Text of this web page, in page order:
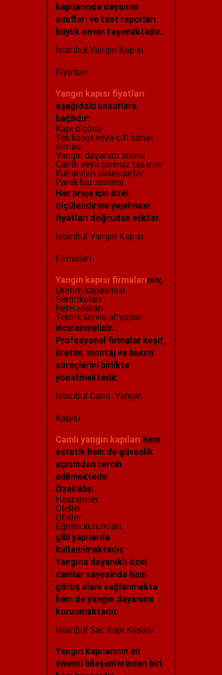
kapılarında dayanım
sınıfları ve test raporları
büyük önem taşımaktadır.
İstanbul Yangın Kapısı
Fiyatları
Yangın kapısı fiyatları
aşağıdaki unsurlara
bağlıdır:
Kapı ölçüsü
Tek kanat veya çift kanat
olması
Yangın dayanım süresi
Camlı veya camsız tasarım
Kullanılan aksesuarlar
Panik bar sistemi
Her proje için özel
ölçülendirme yapılması
fiyatları doğrudan etkiler.
İstanbul Yangın Kapısı
Firmaları
Yangın kapısı firmalarının;
Üretim kapasitesi
Sertifikaları
Referansları
Teknik servis altyapısı
incelenmelidir.
Profesyonel firmalar keşif,
üretim, montaj ve bakım
süreçlerini birlikte
yönetmektedir.
İstanbul Camlı Yangın
Kapısı
Camlı yangın kapıları hem
estetik hem de güvenlik
açısından tercih
edilmektedir.
Özellikle:
Hastaneler
Oteller
Ofisler
Eğitim kurumları
gibi yapılarda
kullanılmaktadır.
Yangına dayanıklı özel
camlar sayesinde hem
görüş alanı sağlanmakta
hem de yangın dayanımı
korunmaktadır.
İstanbul Sac Kapı Kasası
Yangın kapılarının en
önemli bileşenlerinden biri